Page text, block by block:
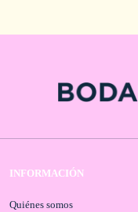
INFORMACIÓN
Quiénes somos